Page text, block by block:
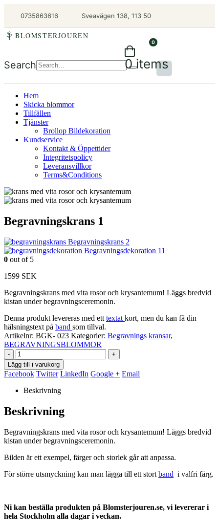
0735863616 Sveavägen 138, 113 50
BLOMSTERJOUREN
Search
0
0 items
Hem
Skicka blommor
Tillfällen
Tjänster
Brollop Bildekoration
Kundservice
Kontakt & Öppettider
Integritetspolicy
Leveransvillkor
Terms&Conditions
Begravningskrans 1
Begravningskrans 2
Begravningsdekoration 11
0 out of 5
1599 SEK
Begravningskrans med vita rosor och krysantemum! Läggs bredvid
kistan under begravningsceremonin.
Denna produkt levereras med ett textat kort, men du kan få din
hälsningstext på band som tillval.
Artikelnr: BGK- 023 Kategorier: Begravnings kransar,
BEGRAVNINGSBLOMMOR
-
+
Lägg till i varukorg
Facebook Twitter LinkedIn Google + Email
Beskrivning
Beskrivning
Begravningskrans med vita rosor och krysantemum! Läggs bredvid
kistan under begravningsceremonin.
Bilden är ett exempel, färger och storlek går att anpassa.
För större utsmyckning kan man lägga till ett stort band i valfri färg.
Ni kan beställa produkten på Blomsterjouren.se, vi levererar i
hela Stockholm alla dagar i veckan.